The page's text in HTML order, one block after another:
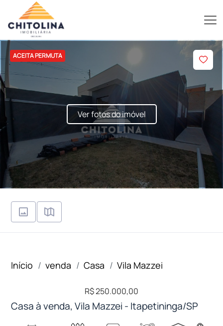
ACEITA PERMUTA
Ver fotos do imóvel
Início venda Casa Vila Mazzei
R$ 250.000,00
Casa à venda, Vila Mazzei - Itapetininga/SP